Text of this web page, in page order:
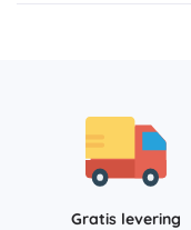
Gratis levering